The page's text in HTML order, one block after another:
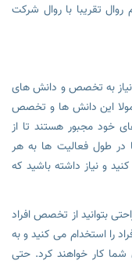
تقریبا با روال شرکت
نیاز به تخصص و دانش های
این دانش ها و تخصص
خود مجبور هستند تا از
در طول فعالیت ها به هر
و نیاز داشته باشید که
بتوانید از تخصص افراد
را استخدام می کنید و به
شما کار خواهند کرد. حتی